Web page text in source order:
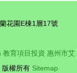
花園E棟1層17號
教育項目投資 惠州市艾
版權所有 Sitemap